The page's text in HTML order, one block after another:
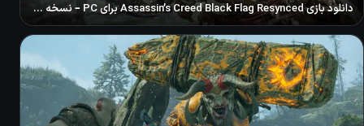
دانلود بازی Assassin’s Creed Black Flag Resynced برای PC – نسخه ElAmigos